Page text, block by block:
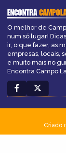
ENCONTRA
O melhor de
num só lugar!
ir, o que fazer, as
empresas, locais,
e muito mais no
Encontra Campo
Criado